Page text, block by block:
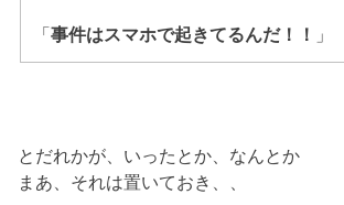
「 事件はスマホで起きてるんだ！！ 」
とだれかが、いったとか、なんとか
まあ、それは置いておき、、